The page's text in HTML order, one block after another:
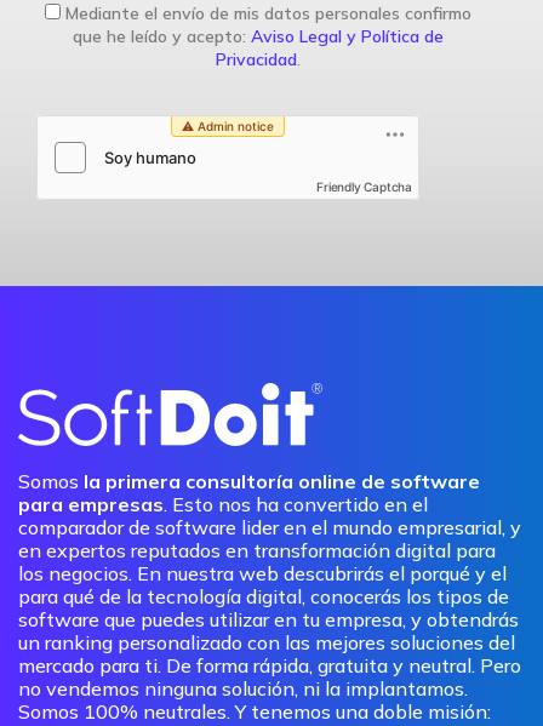
Mediante el envío de mis datos personales confirmo
que he leído y acepto: Aviso Legal y Política de
Privacidad.
Friendly Captcha
Somos la primera consultoría online de software
para empresas. Esto nos ha convertido en el
comparador de software lider en el mundo empresarial, y
en expertos reputados en transformación digital para
los negocios. En nuestra web descubrirás el porqué y el
para qué de la tecnología digital, conocerás los tipos de
software que puedes utilizar en tu empresa, y obtendrás
un ranking personalizado con las mejores soluciones del
mercado para ti. De forma rápida, gratuita y neutral. Pero
no vendemos ninguna solución, ni la implantamos.
Somos 100% neutrales. Y tenemos una doble misión: